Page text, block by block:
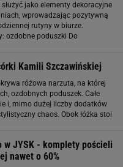
jako elementy dekoracyjne
wprowadzając pozytywną
rutyny w biurze.
ozdobne poduszki Do
Kamili Szczawińskiej
różowa narzuta, na której
ozdobnych poduszek. Całe
i, mimo dużej liczby dodatków
chaos. Obok łóżka stoi
w JYSK - komplety pościeli
nawet o 60%